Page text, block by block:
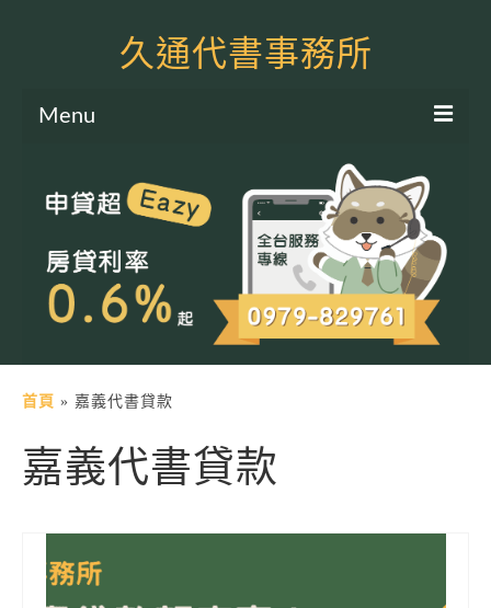
久通代書事務所
Menu
土地二胎申貸
房屋二胎申貸
軍公教貸款
土地貸款
房屋貸款
信用貸款
代書貸款
精選知識
首頁 » 嘉義代書貸款
嘉義代書貸款